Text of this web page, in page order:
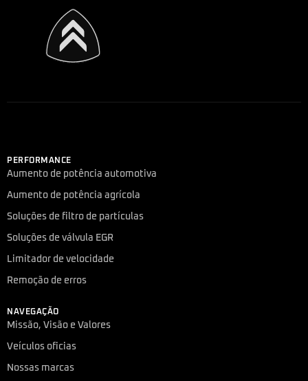
PERFORMANCE
Aumento de potência automotiva
Aumento de potência agrícola
Soluções de filtro de partículas
Soluções de válvula EGR
Limitador de velocidade
Remoção de erros
NAVEGAÇÃO
Missão, Visão e Valores
Veículos oficias
Nossas marcas